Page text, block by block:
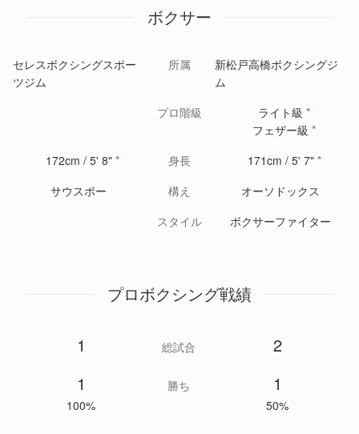
ボクサー
セレスボクシングスポー
ツジム
所属
新松戸高橋ボクシングジ
ム
プロ階級
ライト級 *
フェザー級 *
172cm / 5' 8" * 身長 171cm / 5' 7" *
サウスポー
構え
オーソドックス
スタイル
ボクサーファイター
プロボクシング戦績
1 総試合
2
1
100%
勝ち 1
50%